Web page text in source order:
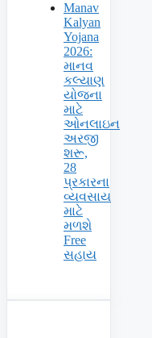
Manav
Kalyan
Yojana
2026:
માનવ
કલ્યાણ
યોજના
માટે
ઓનલાઇન
અરજી
શરૂ,
28
પ્રકારના
વ્યવસાય
માટે
મળશે
Free
સહાય